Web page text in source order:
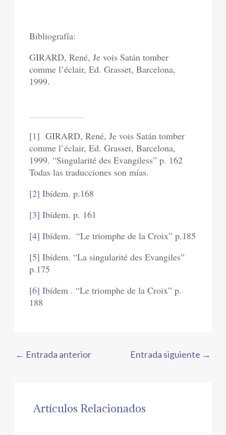
Bibliografía:
GIRARD, René, Je vois Satán tomber
comme l’éclair, Ed. Grasset, Barcelona,
1999.
[1] GIRARD, René, Je vois Satán tomber
comme l’éclair, Ed. Grasset, Barcelona,
1999. “Singularité des Evangiless” p. 162
Todas las traducciones son mías.
[2] Ibídem. p.168
[3] Ibídem. p. 161
[4] Ibídem. “Le triomphe de la Croix” p.185
[5] Ibídem. “La singularité des Evangiles”
p.175
[6] Ibídem . “Le triomphe de la Croix” p.
188
← Entrada anterior Entrada siguiente →
Artículos Relacionados